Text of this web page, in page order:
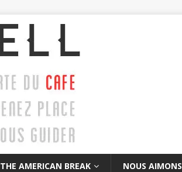
THE AMERICAN BREAK NOUS AIMONS